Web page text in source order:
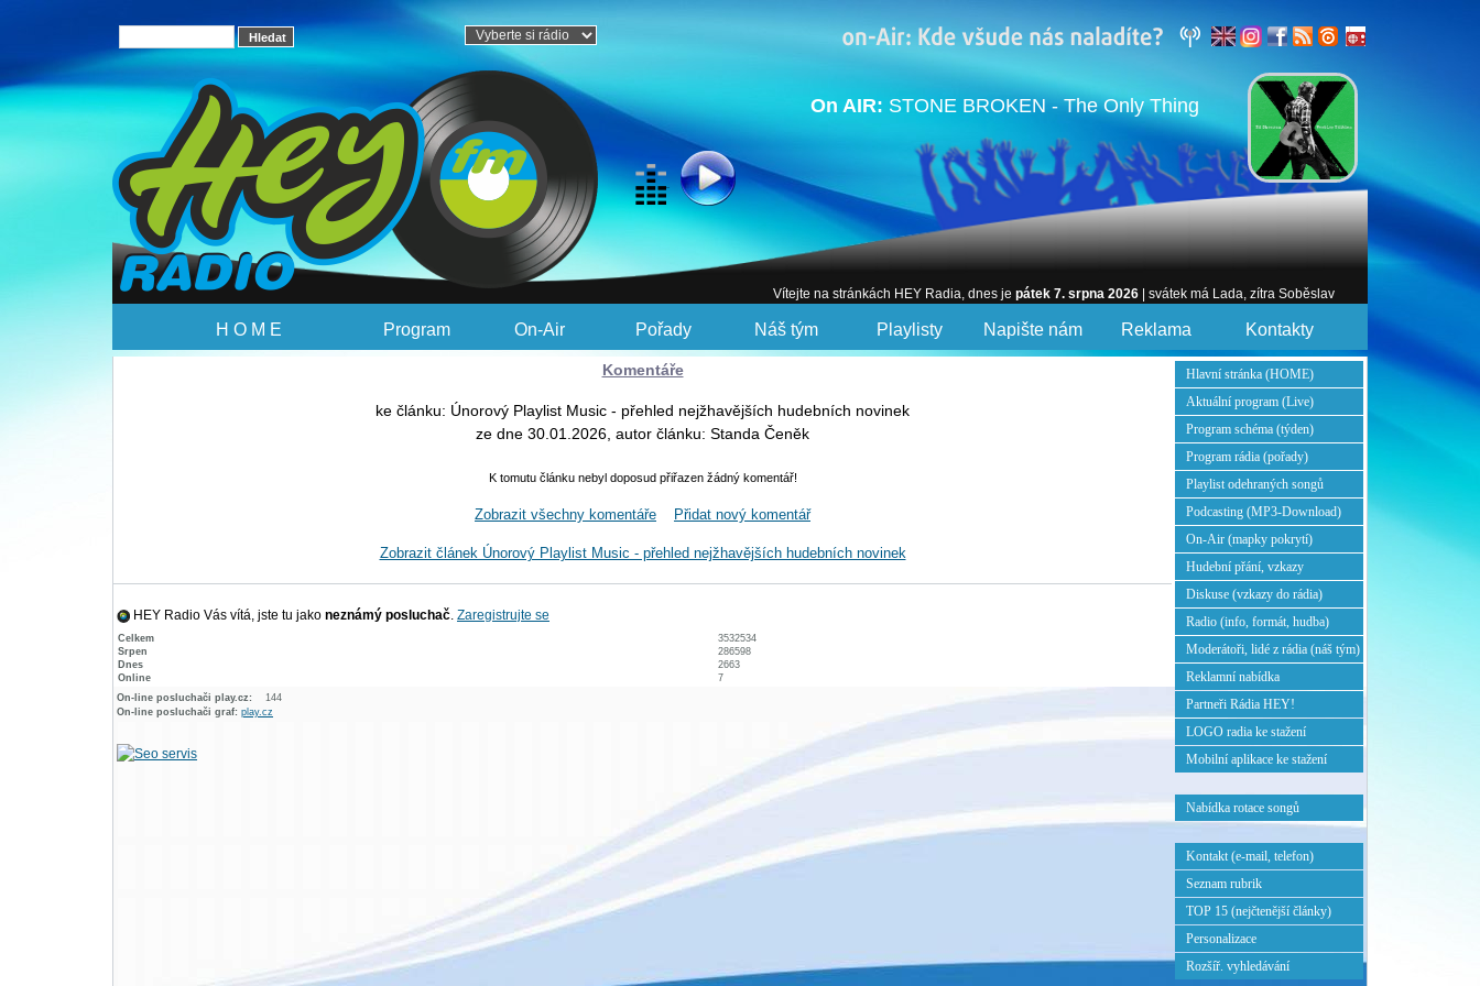
On AIR: STONE BROKEN - The Only Thing
Vítejte na stránkách HEY Radia, dnes je pátek 7. srpna 2026 | svátek má Lada, zítra Soběslav
H O M E Program On-Air Pořady Náš tým Playlisty Napište nám Reklama Kontakty
Komentáře
ke článku: Únorový Playlist Music - přehled nejžhavějších hudebních novinek
ze dne 30.01.2026, autor článku: Standa Čeněk
K tomutu článku nebyl doposud přiřazen žádný komentář!
Zobrazit všechny komentáře Přidat nový komentář
Zobrazit článek Únorový Playlist Music - přehled nejžhavějších hudebních novinek
HEY Radio Vás vítá, jste tu jako neznámý posluchač. Zaregistrujte se
Celkem
3532534
Srpen
286598
Dnes
2663
Online
7
On-line posluchači play.cz:
144
On-line posluchači graf: play.cz
Hlavní stránka (HOME)
Aktuální program (Live)
Program schéma (týden)
Program rádia (pořady)
Playlist odehraných songů
Podcasting (MP3-Download)
On-Air (mapky pokrytí)
Hudební přání, vzkazy
Diskuse (vzkazy do rádia)
Radio (info, formát, hudba)
Moderátoři, lidé z rádia (náš tým)
Reklamní nabídka
Partneři Rádia HEY!
LOGO radia ke stažení
Mobilní aplikace ke stažení
Nabídka rotace songů
Kontakt (e-mail, telefon)
Seznam rubrik
TOP 15 (nejčtenější články)
Personalizace
Rozšíř. vyhledávání